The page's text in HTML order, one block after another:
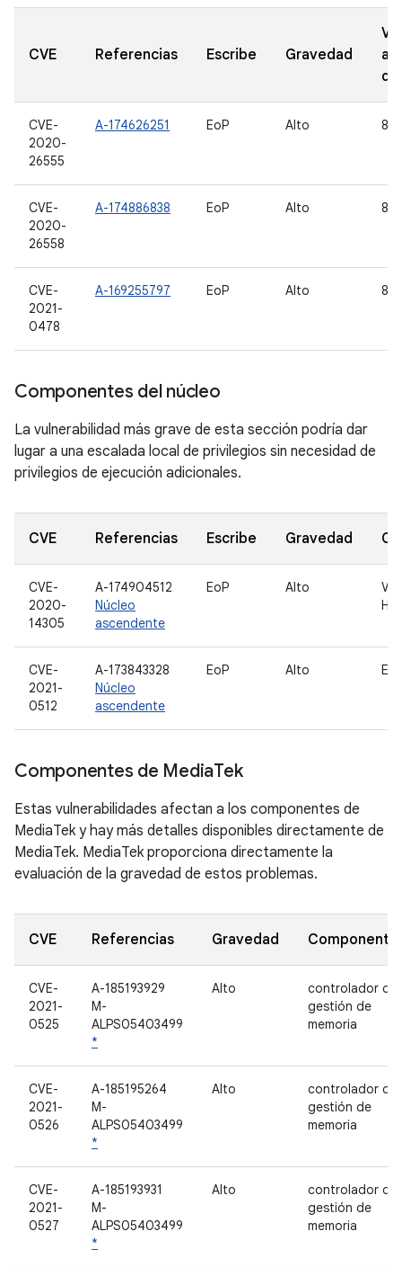
CVE Referencias Escribe Gravedad
de
CVE-
2020-
26555
A-174626251 EoP Alto
CVE-
2020-
26558
A-174886838 EoP Alto
CVE-
2021-
0478
A-169255797 EoP Alto
Componentes del núcleo
La vulnerabilidad más grave de esta sección podría dar
lugar a una escalada local de privilegios sin necesidad de
privilegios de ejecución adicionales.
CVE Referencias Escribe Gravedad
CVE-
2020-
14305
A-174904512
Núcleo
ascendente
EoP Alto
CVE-
2021-
0512
A-173843328
Núcleo
ascendente
EoP Alto
Componentes de MediaTek
Estas vulnerabilidades afectan a los componentes de
MediaTek y hay más detalles disponibles directamente de
MediaTek. MediaTek proporciona directamente la
evaluación de la gravedad de estos problemas.
CVE Referencias Gravedad Componente
CVE-
2021-
0525
A-185193929
M-
ALPS05403499
*
Alto
controlador de
gestión de
memoria
CVE-
2021-
0526
A-185195264
M-
ALPS05403499
*
Alto
controlador de
gestión de
memoria
CVE-
2021-
0527
A-185193931
M-
ALPS05403499
*
Alto
controlador de
gestión de
memoria